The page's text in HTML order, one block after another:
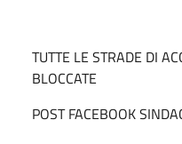
TUTTE LE STRADE DI
BLOCCATE
POST FACEBOOK